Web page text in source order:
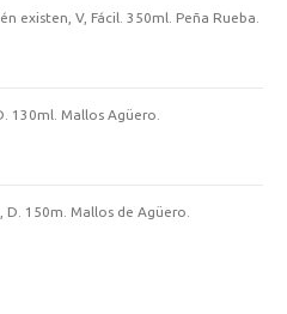
existen, V, Fácil. 350ml. Peña Rueba.
130ml. Mallos Agüero.
D. 150m. Mallos de Agüero.